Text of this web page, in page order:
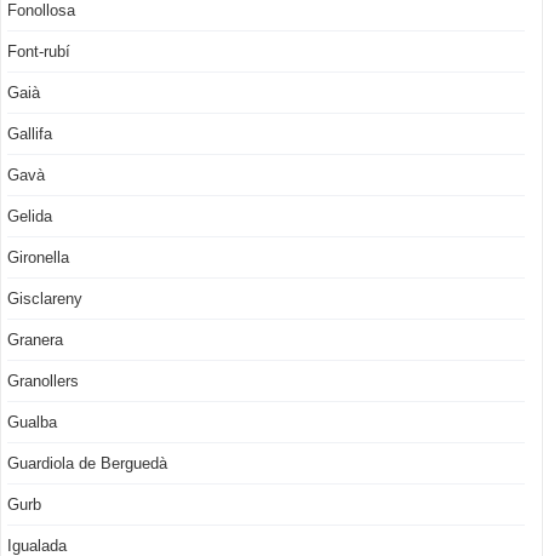
Fonollosa
Font-rubí
Gaià
Gallifa
Gavà
Gelida
Gironella
Gisclareny
Granera
Granollers
Gualba
Guardiola de Berguedà
Gurb
Igualada